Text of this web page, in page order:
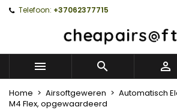
Telefoon: +37062377715
  
Home Airsoftgeweren
Automatisch
M4 Flex, opgewaardeerd